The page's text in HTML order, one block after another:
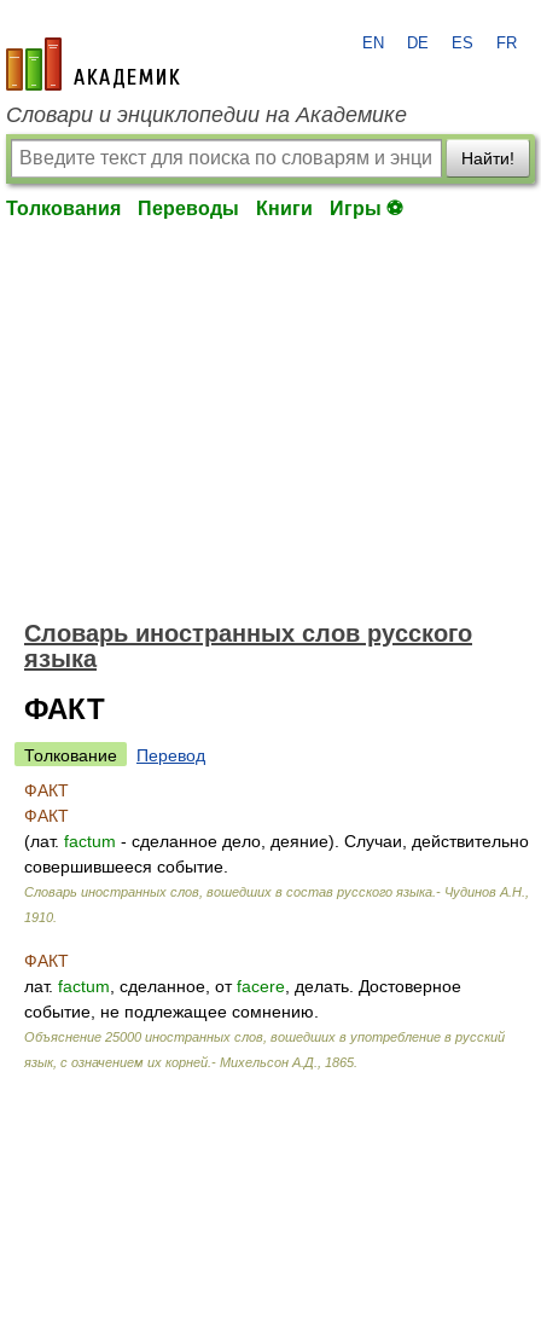
academic.ru
EN DE ES FR
Словари и энциклопедии на Академике
Найти!
Толкования Переводы Книги Игры ⚽
Словарь иностранных слов русского
языка
ФАКТ
Толкование
Перевод
ФАКТ
ФАКТ
(лат. factum - сделанное дело, деяние). Случаи, действительно
совершившееся событие.
Словарь иностранных слов, вошедших в состав русского языка.- Чудинов А.Н.
1910
ФАКТ
лат. factum , сделанное, отfacere , делать. Достоверное
событие, не подлежащее сомнению.
Объяснение 25000 иностранных слов, вошедших в употребление в русский
язык, с означением их корней.- Михельсон А.Д.
1865